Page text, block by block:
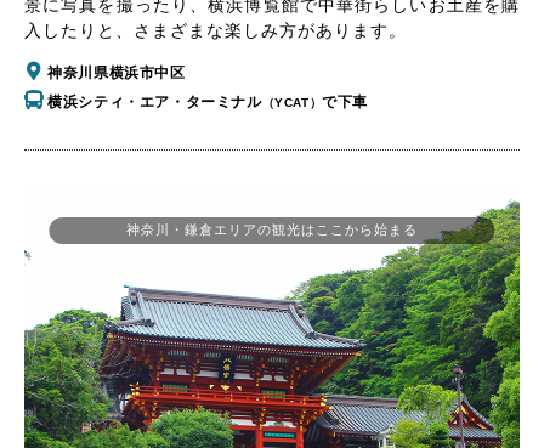
景に写真を撮ったり、横浜博覧館で中華街らしいお土産を購
入したりと、さまざまな楽しみ方があります。
神奈川県横浜市中区
横浜シティ・エア・ターミナル（YCAT）で下車
神奈川・鎌倉エリアの観光はここから始まる